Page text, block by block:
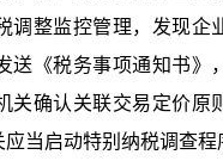
调整监控管理，发现企
送《税务事项通知书》
关确认关联交易定价原
当启动特别纳税调查程